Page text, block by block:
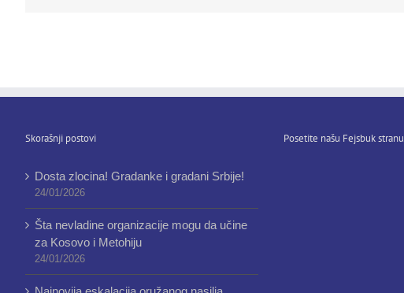
Skorašnji postovi
Dosta zlocina! Gradanke i gradani Srbije!
24/01/2026
Šta nevladine organizacije mogu da učine
za Kosovo i Metohiju
24/01/2026
Posetite našu Fejsbuk stranu